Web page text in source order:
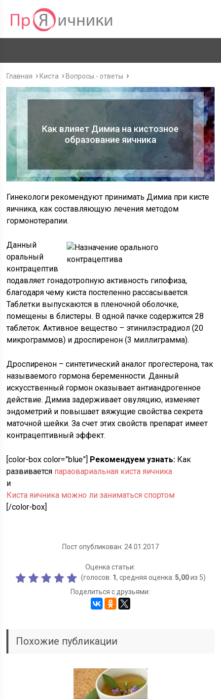
Главная Киста Вопросы - ответы
Как влияет Димиа на кистозное
образование яичника
Гинекологи рекомендуют принимать Димиа при кисте
яичника, как составляющую лечения методом
гормонотерапии.
Данный
оральный
контрацептив
подавляет гонадотропную активность гипофиза,
благодаря чему киста постепенно рассасывается.
Таблетки выпускаются в пленочной оболочке,
помещены в блистеры. В одной пачке содержится 28
таблеток. Активное вещество – этинилэстрадиол (20
микрограммов) и дроспиренон (3 миллиграмма).
Дроспиренон – синтетический аналог прогестерона, так
называемого гормона беременности. Данный
искусственный гормон оказывает антиандрогенное
действие. Димиа задерживает овуляцию, изменяет
эндометрий и повышает вяжущие свойства секрета
маточной шейки. За счет этих свойств препарат имеет
контрацептивный эффект.
[color-box color=”blue”] Рекомендуем узнать: Как
развивается параовариальная киста яичника
и
Киста яичника можно ли заниматься спортом
[/color-box]
Пост опубликован: 24.01.2017
Оценка статьи:
(голосов: 1, средняя оценка: 5,00из 5)
Поделиться с друзьями:
Похожие публикации